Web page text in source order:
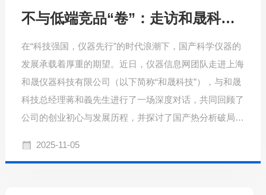
不与低端竞品“卷”：走访和晟科技，探寻国产热分析如何行稳致远
在“科技强国，仪器先行”的时代浪潮下，国产科学仪器的
发展承载着厚重的期望。近日，仪器信息网团队走进上海
和晟仪器科技有限公司（以下简称“和晟科技”），与和晟
科技总经理蒋和義先生进行了一场深度对话，共同回顾了
公司的创业初心与发展历程，并探讨了国产热分析破局之
2025-11-05